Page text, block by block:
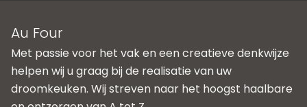
Au Four
Met passie voor het vak en een creatieve denkwijze
helpen wij u graag bij de realisatie van uw
droomkeuken. Wij streven naar het hoogst haalbare